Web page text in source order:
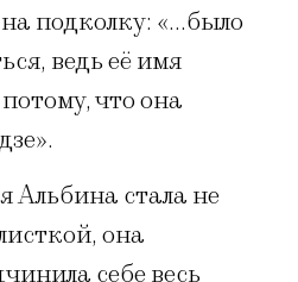
подколку: «…было
ведь её имя
что она
Альбина стала не
она
себе весь